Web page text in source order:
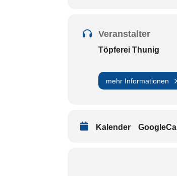
Veranstalter
Töpferei Thunig
mehr Informationen
Kalender GoogleCal